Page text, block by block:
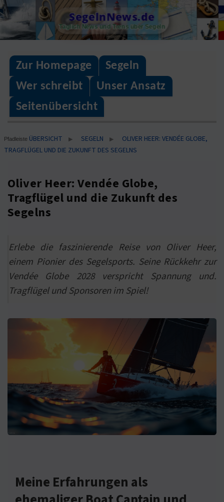
Skip
to
content
SegelnNews.de
Täglich News und Trens über Segeln
Zur Homepage
Segeln
Wer schreibt
Unser Ansatz
Seitenübersicht
Pfadleiste ÜBERSICHT ▶ SEGELN ▶
OLIVER HEER: VENDÉE GLOBE,
TRAGFLÜGEL UND DIE ZUKUNFT DES SEGELNS
Oliver Heer: Vendée Globe,
Tragflügel und die Zukunft des
Segelns
Erlebe die faszinierende Reise von Oliver Heer,
einem Pionier des Segelsports. Seine Rückkehr zur
Vendée Globe 2028 verspricht Spannung und.
Tragflügel und Sponsoren im Spiel!
Meine Erfahrungen als